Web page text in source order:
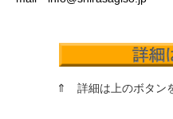
⇑ 詳細は上のボタン